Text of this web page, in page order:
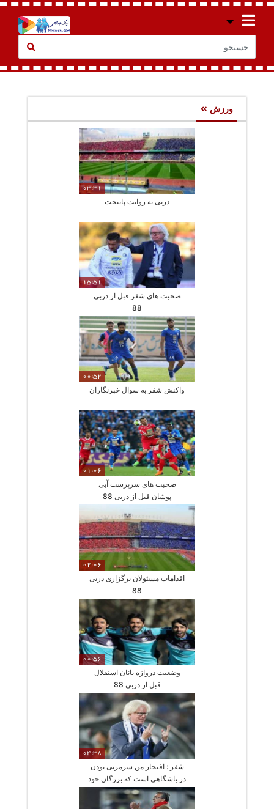
ورزش
03:31
دربی به روایت پایتخت
15:51
صحبت های شفر قبل از دربی
88
00:52
واکنش شفر به سوال خبرنگاران
01:06
صحبت های سرپرست آبی
پوشان قبل از دربی 88
02:06
اقدامات مسئولان برگزاری دربی
88
00:56
وضعیت دروازه بانان استقلال
قبل از دربی 88
04:38
شفر : افتخار من سرمربی بودن
در باشگاهی است که بزرگان خود
را فراموش نمیکند